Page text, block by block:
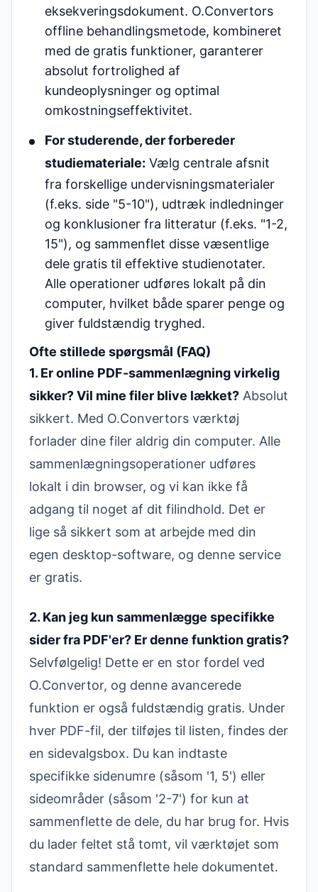
eksekveringsdokument. O.Convertors
offline behandlingsmetode, kombineret
med de gratis funktioner, garanterer
absolut fortrolighed af
kundeoplysninger og optimal
omkostningseffektivitet.
For studerende, der forbereder
studiemateriale: Vælg centrale afsnit
fra forskellige undervisningsmaterialer
(f.eks. side "5-10"), udtræk indledninger
og konklusioner fra litteratur (f.eks. "1-2,
15"), og sammenflet disse væsentlige
dele gratis til effektive studienotater.
Alle operationer udføres lokalt på din
computer, hvilket både sparer penge og
giver fuldstændig tryghed.
Ofte stillede spørgsmål (FAQ)
1. Er online PDF-sammenlægning virkelig
sikker? Vil mine filer blive lækket? Absolut
sikkert. Med O.Convertors værktøj
forlader dine filer aldrig din computer. Alle
sammenlægningsoperationer udføres
lokalt i din browser, og vi kan ikke få
adgang til noget af dit filindhold. Det er
lige så sikkert som at arbejde med din
egen desktop-software, og denne service
er gratis.
2. Kan jeg kun sammenlægge specifikke
sider fra PDF'er? Er denne funktion gratis?
Selvfølgelig! Dette er en stor fordel ved
O.Convertor, og denne avancerede
funktion er også fuldstændig gratis. Under
hver PDF-fil, der tilføjes til listen, findes der
en sidevalgsbox. Du kan indtaste
specifikke sidenumre (såsom '1, 5') eller
sideområder (såsom '2-7') for kun at
sammenflette de dele, du har brug for. Hvis
du lader feltet stå tomt, vil værktøjet som
standard sammenflette hele dokumentet.